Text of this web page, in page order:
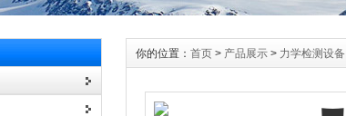
你的位置： 首页 > 产品展示 > 力学检测设备